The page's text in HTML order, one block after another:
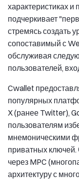
характеристиках
подчеркивает
стремясь создать
сопоставимый с
обслуживая
пользователей,
Cwallet
популярных
X (ранее Twitter),
пользователям
мнемоническими
приватных ключей.
через MPC
архитектуру с